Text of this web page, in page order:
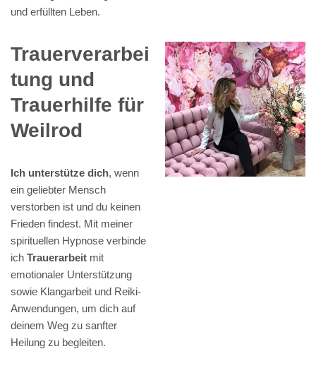
und erfüllten Leben.
Trauerverarbei
tung und
Trauerhilfe für
Weilrod
Ich unterstütze dich, wenn
ein geliebter Mensch
verstorben ist und du keinen
Frieden findest. Mit meiner
spirituellen Hypnose verbinde
ich Trauerarbeit mit
emotionaler Unterstützung
sowie Klangarbeit und Reiki-
Anwendungen, um dich auf
deinem Weg zu sanfter
Heilung zu begleiten.